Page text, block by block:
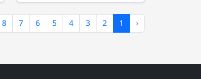
‹
1
2
3
4
5
6
7
8